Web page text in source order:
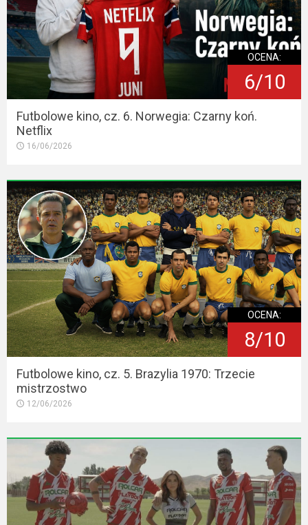
OCENA:
6/10
Futbolowe kino, cz. 6. Norwegia: Czarny koń.
Netflix
16/06/2026
OCENA:
8/10
Futbolowe kino, cz. 5. Brazylia 1970: Trzecie
mistrzostwo
12/06/2026